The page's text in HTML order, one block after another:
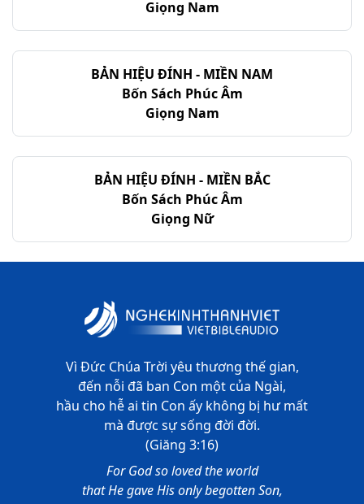
Thi-thiên - Chương 30
Thi-thiên - Chương 31
Thi-thiên - Chương 32
Thi-thiên - Chương 33
Thi-thiên - Chương 35
Thi-thiên - Chương 37
Thi-thiên - Chương 38
Thi-thiên - Chương 39
Thi-thiên - Chương 40
Thi-thiên - Chương 41
Thi-thiên - Chương 42
Thi-thiên - Chương 43
Thi-thiên - Chương 44
Giọng Nam
BẢN HIỆU ĐÍNH - MIỀN NAM
Bốn Sách Phúc Âm
Giọng Nam
BẢN HIỆU ĐÍNH - MIỀN BẮC
Bốn Sách Phúc Âm
Giọng Nữ
Vì Đức Chúa Trời yêu thương thế gian,
đến nỗi đã ban Con một của Ngài,
hầu cho hễ ai tin Con ấy không bị hư mất
mà được sự sống đời đời.
(Giăng 3:16)
For God so loved the world
that He gave His only begotten Son,